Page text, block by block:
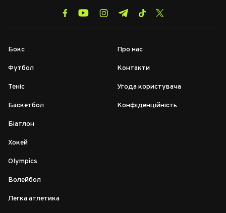
Бокс
Футбол
Теніс
Баскетбол
Біатлон
Хокей
Olympics
Волейбол
Легка атлетика
Про нас
Контакти
Угода користувача
Конфіденційність